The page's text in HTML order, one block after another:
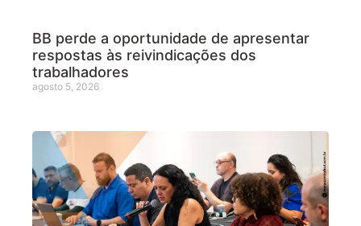
BB perde a oportunidade de apresentar
respostas às reivindicações dos
trabalhadores
agosto 5, 2026